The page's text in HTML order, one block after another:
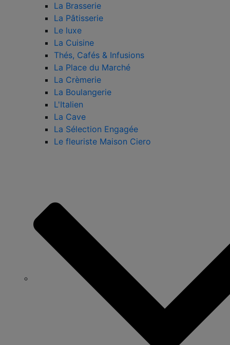
La Brasserie
La Pâtisserie
Le luxe
La Cuisine
Thés, Cafés & Infusions
La Place du Marché
La Crèmerie
La Boulangerie
L'Italien
La Cave
La Sélection Engagée
Le fleuriste Maison Ciero